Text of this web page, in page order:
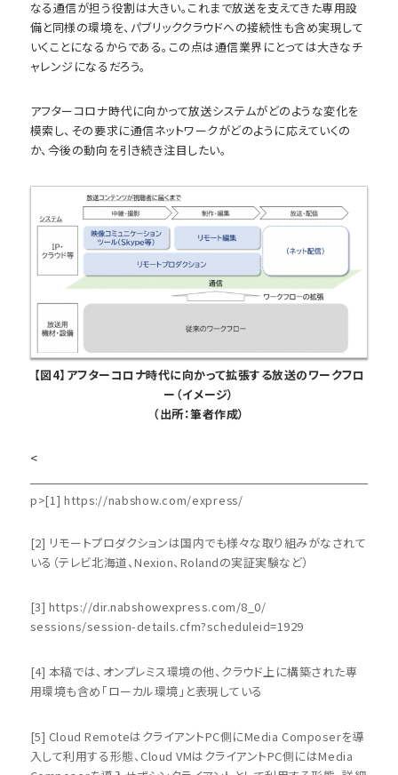
なる通信が担う役割は大きい。これまで放送を支えてきた専用設
備と同様の環境を、パブリッククラウドへの接続性も含め実現して
いくことになるからである。この点は通信業界にとっては大きなチ
ャレンジになるだろう。
アフターコロナ時代に向かって放送システムがどのような変化を
模索し、その要求に通信ネットワークがどのように応えていくの
か、今後の動向を引き続き注目したい。
【図4】アフターコロナ時代に向かって拡張する放送のワークフロ
ー（イメージ）
（出所：筆者作成）
<
p>[1] https://nabshow.com/express/
[2] リモートプロダクションは国内でも様々な取り組みがなされて
いる（テレビ北海道、Nexion、Rolandの実証実験など）
[3] https://dir.nabshowexpress.com/8_0/
sessions/session-details.cfm?scheduleid=1929
[4] 本稿では、オンプレミス環境の他、クラウド上に構築された専
用環境も含め「ローカル環境」と表現している
[5] Cloud RemoteはクライアントPC側にMedia Composerを導
入して利用する形態、Cloud VMはクライアントPC側にはMedia